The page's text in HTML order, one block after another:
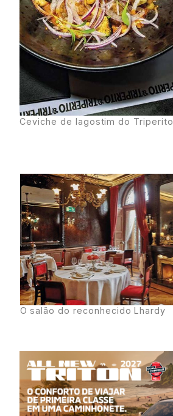
Ceviche de lagostim do Triperito
O salão do reconhecido Lhardy